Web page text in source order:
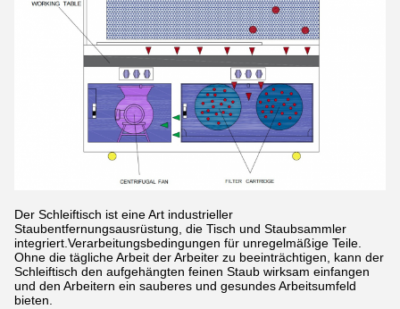
Der Schleiftisch ist eine Art industrieller
Staubentfernungsausrüstung, die Tisch und Staubsammler
integriert.Verarbeitungsbedingungen für unregelmäßige Teile.
Ohne die tägliche Arbeit der Arbeiter zu beeinträchtigen, kann der
Schleiftisch den aufgehängten feinen Staub wirksam einfangen
und den Arbeitern ein sauberes und gesundes Arbeitsumfeld
bieten.